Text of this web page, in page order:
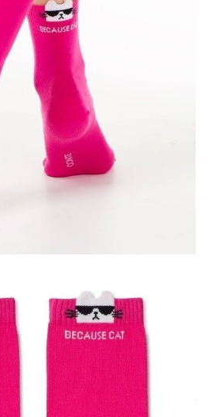
od 50 zł
(Łodz)
- 14:00
wyborem na każdą okazję.
wykonane w technologii 3D oraz
nadaje skarpetkom wyjątkowego
uroku, czyniąc je idealnym dodatkiem
lekkie i niesamowicie wygodne.
30%, elastan 2%, zapewnia doskonałą
trwałość. Dzięki temu skarpetki idealnie